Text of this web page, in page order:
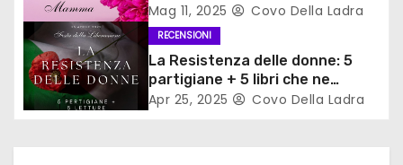
i
c
o
Mag 11, 2025 Covo Della Ladra
RECENSIONI
La Resistenza delle donne: 5
partigiane + 5 libri che ne
parlano
Apr 25, 2025 Covo Della Ladra